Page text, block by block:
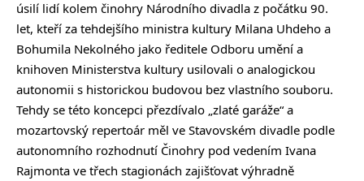
úsilí lidí kolem činohry Národního divadla z počátku 90.
let, kteří za tehdejšího ministra kultury Milana Uhdeho a
Bohumila Nekolného jako ředitele Odboru umění a
knihoven Ministerstva kultury usilovali o analogickou
autonomii s historickou budovou bez vlastního souboru.
Tehdy se této koncepci přezdívalo „zlaté garáže“ a
mozartovský repertoár měl ve Stavovském divadle podle
autonomního rozhodnutí Činohry pod vedením Ivana
Rajmonta ve třech stagionách zajišťovat výhradně